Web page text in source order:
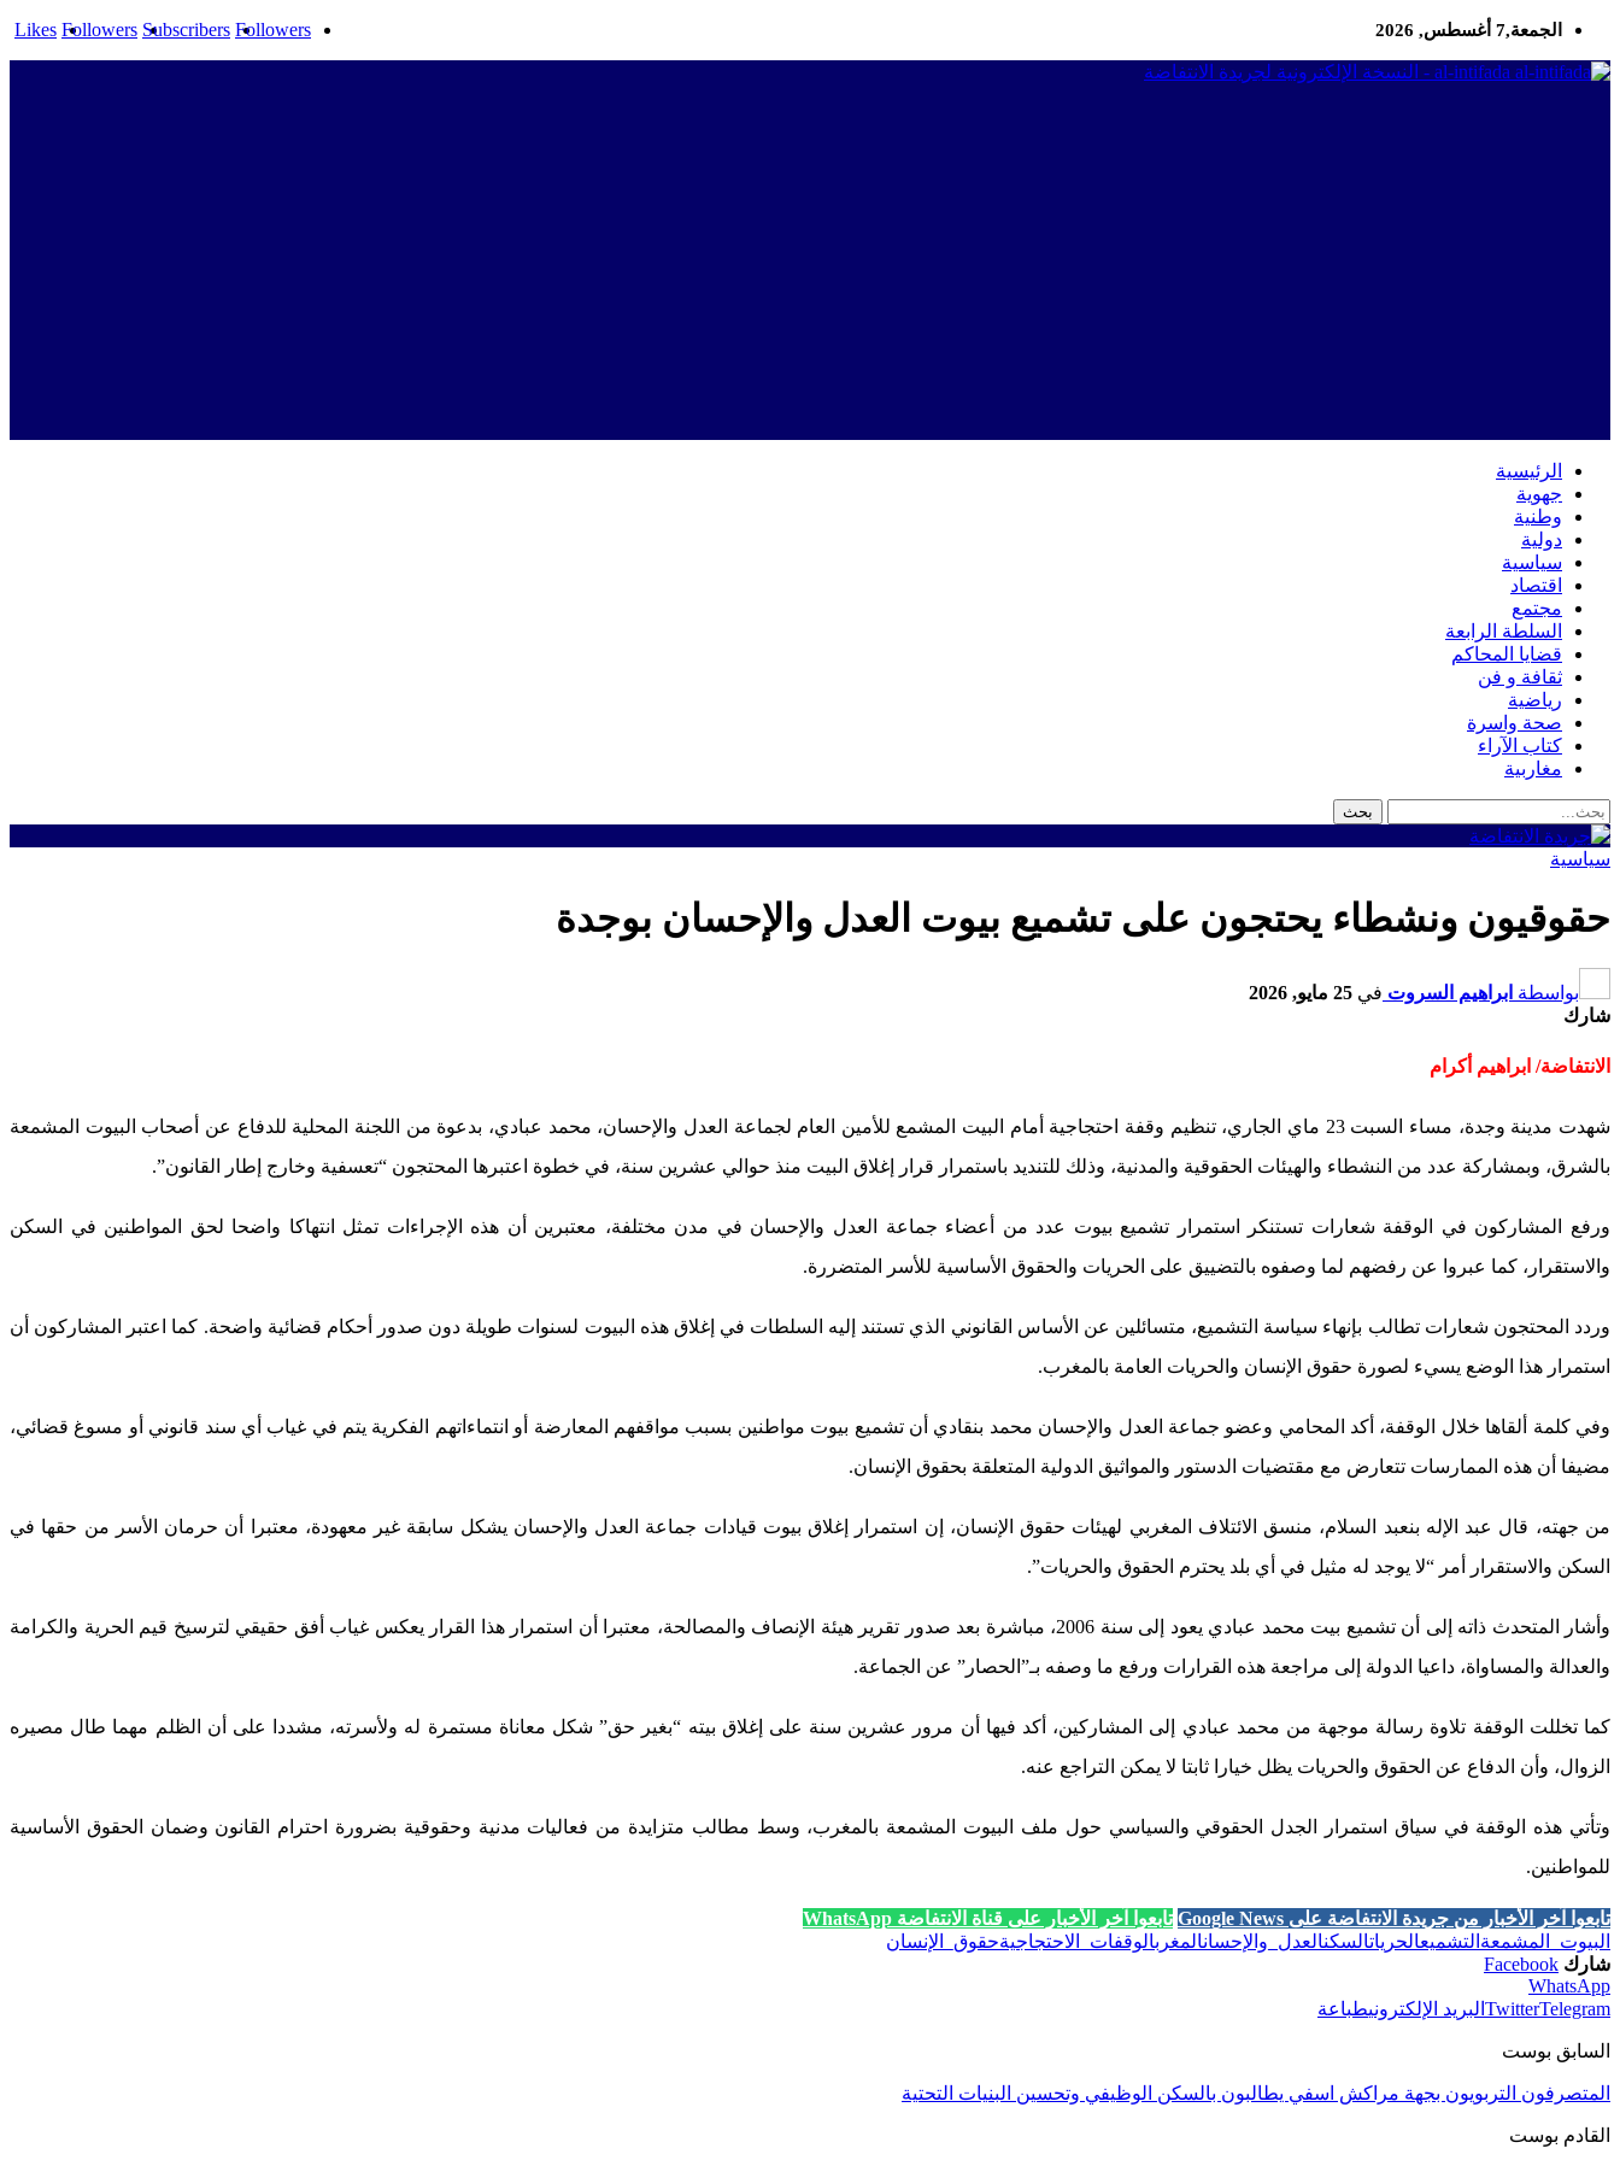
Likes Followers Subscribers Followers الجمعة,7 أغسطس, 2026
al-intifada - النسخة الإلكترونية لجريدة الانتفاضة
الرئيسية
جهوية
وطنية
دولية
سياسية
اقتصاد
مجتمع
السلطة الرابعة
قضايا المحاكم
ثقافة و فن
رياضية
صحة واسرة
كتاب الآراء
مغاربية
سياسية
حقوقيون ونشطاء يحتجون على تشميع بيوت العدل والإحسان بوجدة
بواسطة ابراهيم السروت في 25 مايو, 2026
شارك
الانتفاضة/ ابراهيم أكرام
شهدت مدينة وجدة، مساء السبت 23 ماي الجاري، تنظيم وقفة احتجاجية أمام البيت المشمع للأمين العام لجماعة العدل والإحسان، محمد عبادي، بدعوة من اللجنة المحلية للدفاع عن أصحاب البيوت المشمعة
بالشرق، وبمشاركة عدد من النشطاء والهيئات الحقوقية والمدنية، وذلك للتنديد باستمرار قرار إغلاق البيت منذ حوالي عشرين سنة، في خطوة اعتبرها المحتجون “تعسفية وخارج إطار القانون”.
ورفع المشاركون في الوقفة شعارات تستنكر استمرار تشميع بيوت عدد من أعضاء جماعة العدل والإحسان في مدن مختلفة، معتبرين أن هذه الإجراءات تمثل انتهاكا واضحا لحق المواطنين في السكن
والاستقرار، كما عبروا عن رفضهم لما وصفوه بالتضييق على الحريات والحقوق الأساسية للأسر المتضررة.
وردد المحتجون شعارات تطالب بإنهاء سياسة التشميع، متسائلين عن الأساس القانوني الذي تستند إليه السلطات في إغلاق هذه البيوت لسنوات طويلة دون صدور أحكام قضائية واضحة. كما اعتبر المشاركون أن
استمرار هذا الوضع يسيء لصورة حقوق الإنسان والحريات العامة بالمغرب.
وفي كلمة ألقاها خلال الوقفة، أكد المحامي وعضو جماعة العدل والإحسان محمد بنقادي أن تشميع بيوت مواطنين بسبب مواقفهم المعارضة أو انتماءاتهم الفكرية يتم في غياب أي سند قانوني أو مسوغ قضائي،
مضيفا أن هذه الممارسات تتعارض مع مقتضيات الدستور والمواثيق الدولية المتعلقة بحقوق الإنسان.
من جهته، قال عبد الإله بنعبد السلام، منسق الائتلاف المغربي لهيئات حقوق الإنسان، إن استمرار إغلاق بيوت قيادات جماعة العدل والإحسان يشكل سابقة غير معهودة، معتبرا أن حرمان الأسر من حقها في
السكن والاستقرار أمر “لا يوجد له مثيل في أي بلد يحترم الحقوق والحريات”.
وأشار المتحدث ذاته إلى أن تشميع بيت محمد عبادي يعود إلى سنة 2006، مباشرة بعد صدور تقرير هيئة الإنصاف والمصالحة، معتبرا أن استمرار هذا القرار يعكس غياب أفق حقيقي لترسيخ قيم الحرية والكرامة
والعدالة والمساواة، داعيا الدولة إلى مراجعة هذه القرارات ورفع ما وصفه بـ”الحصار” عن الجماعة.
كما تخللت الوقفة تلاوة رسالة موجهة من محمد عبادي إلى المشاركين، أكد فيها أن مرور عشرين سنة على إغلاق بيته “بغير حق” شكل معاناة مستمرة له ولأسرته، مشددا على أن الظلم مهما طال مصيره
الزوال، وأن الدفاع عن الحقوق والحريات يظل خيارا ثابتا لا يمكن التراجع عنه.
وتأتي هذه الوقفة في سياق استمرار الجدل الحقوقي والسياسي حول ملف البيوت المشمعة بالمغرب، وسط مطالب متزايدة من فعاليات مدنية وحقوقية بضرورة احترام القانون وضمان الحقوق الأساسية
للمواطنين.
تابعوا آخر الأخبار من جريدة الانتفاضة على Google News
تابعوا آخر الأخبار على قناة الانتفاضة WhatsApp
البيوت_المشمعة التشميعالحرياتالسكنالعدل_والإحسانالمغربالوقفات_الاحتجاجيةحقوق_الإنسان
شارك Facebook
WhatsApp
TwitterTelegram البريد الإلكترونيطباعة
السابق بوست
المتصرفون التربويون بجهة مراكش اسفي يطالبون بالسكن الوظيفي وتحسين البنيات التحتية
القادم بوست